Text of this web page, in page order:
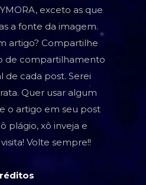
exceto as que
a fonte da imagem.
artigo? Compartilhe
de compartilhamento
de cada post. Serei
Quer usar algum
o artigo em seu post
plágio, xô inveja e
Volte sempre!!